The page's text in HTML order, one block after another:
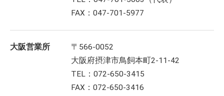
FAX：047-701-5977
大阪営業所
〒566-0052
大阪府摂津市鳥飼本町2-11-42
TEL：072-650-3415
FAX：072-650-3416